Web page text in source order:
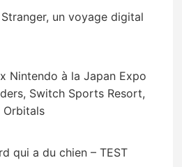
un voyage digital
Nintendo à la Japan Expo
Switch Sports Resort,
Orbitals
qui a du chien – TEST